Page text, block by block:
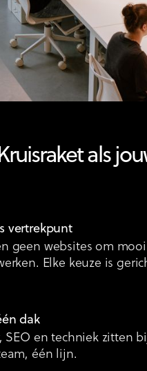
als
vertrekpunt
geen websites om
Elke keuze is
dak
SEO en techniek zitten
één lijn.